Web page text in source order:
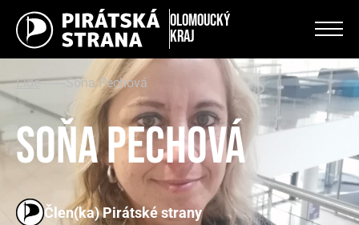
Olomoucký
kraj
Lidé Soňa Pechová
Soňa Pechová
Člen(ka) Pirátské strany